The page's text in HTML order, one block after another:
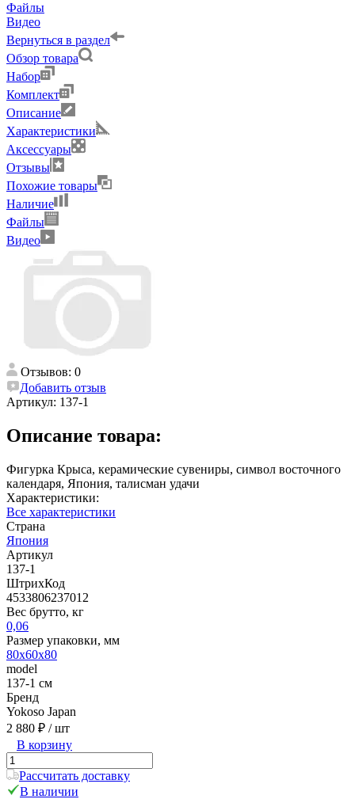
Файлы
Видео
Вернуться в раздел
Обзор товара
Набор
Комплект
Описание
Характеристики
Аксессуары
Отзывы
Похожие товары
Наличие
Файлы
Видео
Отзывов: 0
Добавить отзыв
Артикул: 137-1
Описание товара:
Фигурка Крыса, керамические сувениры, символ восточного
календаря, Япония, талисман удачи
Характеристики:
Все характеристики
Страна
Япония
Артикул
137-1
ШтрихКод
4533806237012
Вес брутто, кг
0,06
Размер упаковки, мм
80х60х80
model
137-1 см
Бренд
Yokoso Japan
2 880 ₽ / шт
В корзину
Рассчитать доставку
В наличии